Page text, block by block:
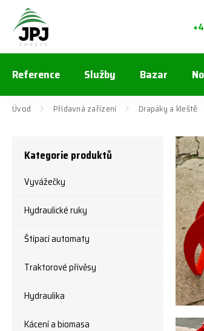
Reference Služby Bazar
Úvod Přídavná zařízení Drapáky a kleště
Kategorie produktů
Vyvážečky
Hydraulické ruky
Štípací automaty
Traktorové přívěsy
Hydraulika
Kácení a biomasa